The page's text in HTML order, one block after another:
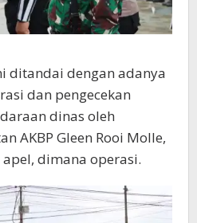
ditandai dengan adanya
dan pengecekan
dinas oleh
AKBP Gleen Rooi Molle,
dimana operasi.